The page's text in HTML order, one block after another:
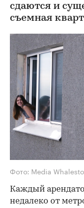
сдаются и
съемная
Фото: Media
Каждый
недалеко от